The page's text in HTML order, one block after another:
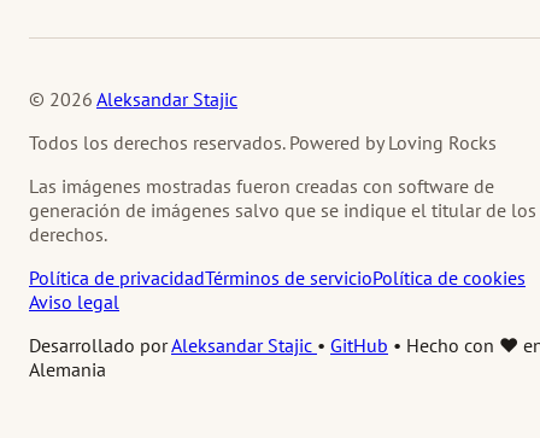
© 2026 Aleksandar Stajic
Todos los derechos reservados. Powered by Loving Rocks
Las imágenes mostradas fueron creadas con software de
generación de imágenes salvo que se indique el titular de los
derechos.
Política de privacidadTérminos de servicioPolítica de cookies
Aviso legal
Desarrollado porAleksandar Stajic • GitHub • Hecho con ❤️
Alemania